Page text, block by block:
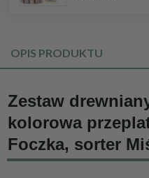
OPIS PRODUKTU
Zestaw
kolorowa
Foczka, sorter